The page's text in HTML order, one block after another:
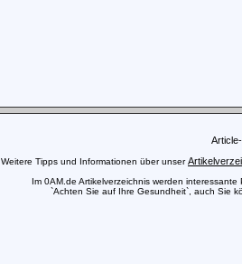
Weitere Tipps und Informationen über unser
Im 0AM.de Artikelverzeichnis werden
`Achten Sie auf Ihre Gesundheit`, auch Sie